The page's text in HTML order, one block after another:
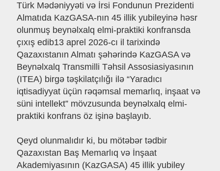
Türk Mədəniyyəti və İrsi Fondunun Prezidenti
Almatıda KazGASA-nın 45 illik yubileyinə həsr
olunmuş beynəlxalq elmi-praktiki konfransda
çıxış edib13 aprel 2026-cı il tarixində
Qazaxıstanın Almatı şəhərində KazGASA və
Beynəlxalq Transmilli Təhsil Assosiasiyasının
(ITEA) birgə təşkilatçılığı ilə “Yaradıcı
iqtisadiyyat üçün rəqəmsal memarlıq, inşaat və
süni intellekt” mövzusunda beynəlxalq elmi-
praktiki konfrans öz işinə başlayıb.
Qeyd olunmalıdır ki, bu mötəbər tədbir
Qazaxıstan Baş Memarlıq və İnşaat
Akademiyasının (KazGASA) 45 illik yubiley